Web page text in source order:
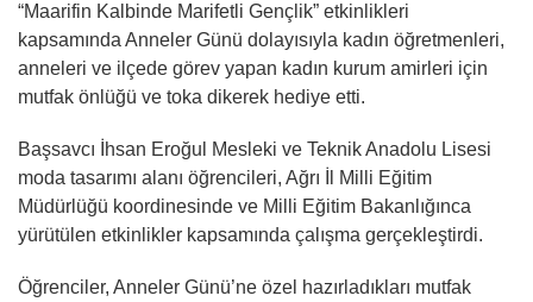
“Maarifin Kalbinde Marifetli Gençlik” etkinlikleri
kapsamında Anneler Günü dolayısıyla kadın öğretmenleri,
anneleri ve ilçede görev yapan kadın kurum amirleri için
mutfak önlüğü ve toka dikerek hediye etti.
Başsavcı İhsan Eroğul Mesleki ve Teknik Anadolu Lisesi
moda tasarımı alanı öğrencileri, Ağrı İl Milli Eğitim
Müdürlüğü koordinesinde ve Milli Eğitim Bakanlığınca
yürütülen etkinlikler kapsamında çalışma gerçekleştirdi.
Öğrenciler, Anneler Günü’ne özel hazırladıkları mutfak